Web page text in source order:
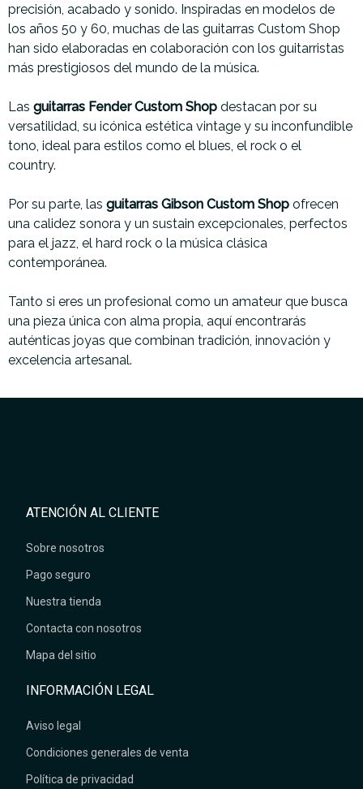
precisión, acabado y sonido. Inspiradas en modelos de
los años 50 y 60, muchas de las guitarras Custom Shop
han sido elaboradas en colaboración con los guitarristas
más prestigiosos del mundo de la música.
Las guitarras Fender Custom Shop destacan por su
versatilidad, su icónica estética vintage y su inconfundible
tono, ideal para estilos como el blues, el rock o el
country.
Por su parte, las guitarras Gibson Custom Shop ofrecen
una calidez sonora y un sustain excepcionales, perfectos
para el jazz, el hard rock o la música clásica
contemporánea.
Tanto si eres un profesional como un amateur que busca
una pieza única con alma propia, aquí encontrarás
auténticas joyas que combinan tradición, innovación y
excelencia artesanal.
ATENCIÓN AL CLIENTE
Sobre nosotros
Pago seguro
Nuestra tienda
Contacta con nosotros
Mapa del sitio
INFORMACIÓN LEGAL
Aviso legal
Condiciones generales de venta
Política de privacidad